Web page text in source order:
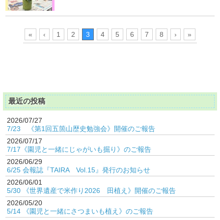
« ‹ 1 2 3 4 5 6 7 8 › »
最近の投稿
2026/07/27
7/23 《第1回五箇山歴史勉強会》開催のご報告
2026/07/17
7/17《園児と一緒にじゃがいも掘り》のご報告
2026/06/29
6/25 会報誌『TAIRA Vol.15』発行のお知らせ
2026/06/01
5/30 《世界遺産で米作り2026 田植え》開催のご報告
2026/05/20
5/14 《園児と一緒にさつまいも植え》のご報告